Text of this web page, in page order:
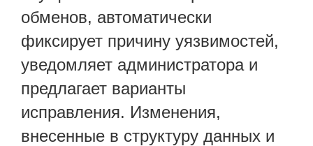
обменов, автоматически
фиксирует причину уязвимостей,
уведомляет администратора и
предлагает варианты
исправления. Изменения,
внесенные в структуру данных и